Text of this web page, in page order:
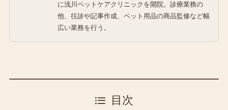
に浅川ペットケアクリニックを開院。診療業務の
他、往診や記事作成、ペット用品の商品監修など幅
広い業務を行う。
目次